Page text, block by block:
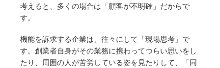
考えると、多くの場合は「顧客が不明確」だからで
す。
機能を訴求する企業は、往々にして「現場思考」で
す。創業者自身がその業務に携わってつらい思いをし
たり、周囲の人が苦労している姿を見たりして、「同